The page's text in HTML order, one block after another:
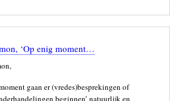
‘Op enig moment…
gaan er (vredes)besprekingen of
beginnen’ natuurlijk en